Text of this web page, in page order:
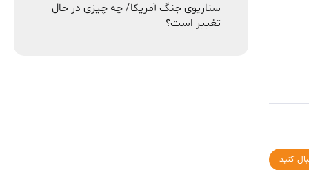
کنید
سناریوی جنگ آمریکا/ چه چیزی در حال
تغییر است؟